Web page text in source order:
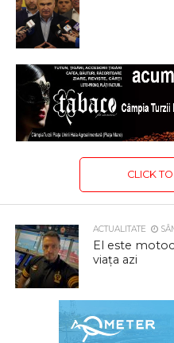
CLICK
ACTUALITATE
El este
viața azi